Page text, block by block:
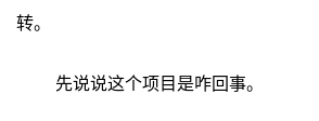
转。
先说说这个项目是咋回事。